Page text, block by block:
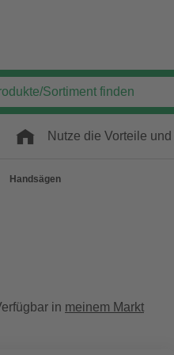
Nutze die Vorteile und
Handsägen
in meinem Markt